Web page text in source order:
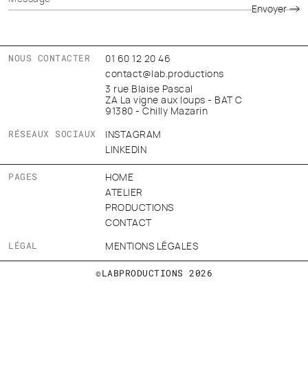
Envoyer
NOUS CONTACTER
01 60 12 20 46
contact@lab.productions
3 rue Blaise Pascal
ZA La vigne aux loups - BAT C
91380 - Chilly Mazarin
RÉSEAUX SOCIAUX
INSTAGRAM
LINKEDIN
PAGES
HOME
ATELIER
PRODUCTIONS
CONTACT
LÉGAL MENTIONS LÉGALES
©LABPRODUCTIONS 2026